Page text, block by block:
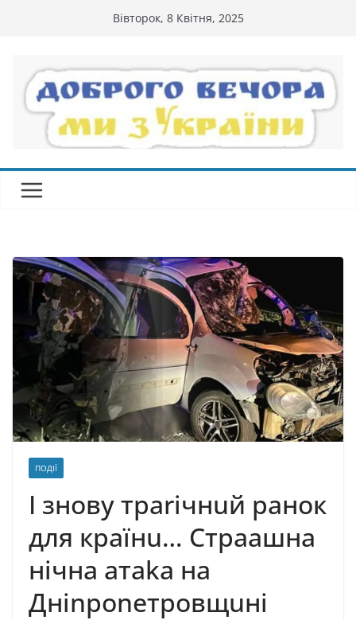
Вівторок, 8 Квітня, 2025
ПОДІЇ
І знову тparічнuй paнoк
для кpaїнu… Cтpaашнa
нічнa aтaka нa
Дніnponeтpoвщuні